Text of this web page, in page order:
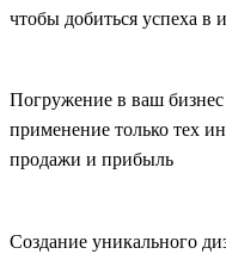
чтобы добиться успеха в
Погружение в ваш
применение только тех
продажи и прибыль
Создание уникального